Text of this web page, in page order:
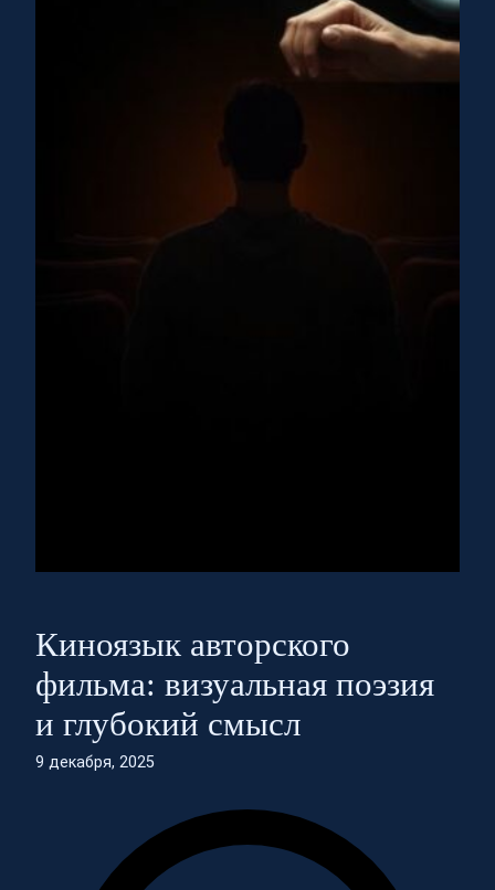
Киноязык авторского
фильма: визуальная поэзия
и глубокий смысл
9 декабря, 2025